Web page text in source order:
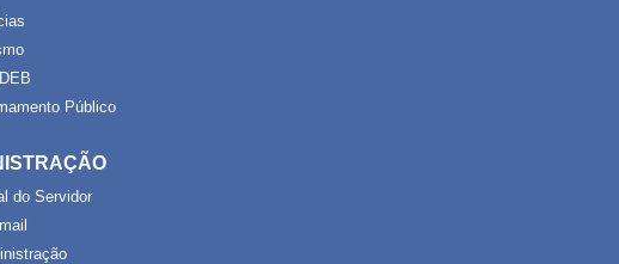
Público
do Servidor